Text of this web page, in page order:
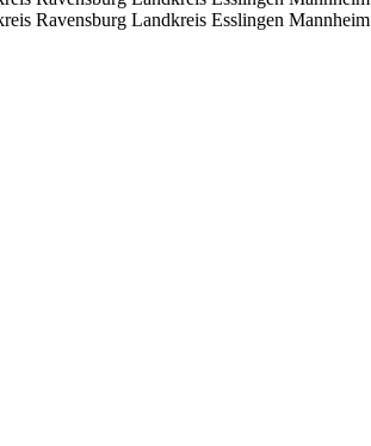
Ravensburg Landkreis Esslingen Mannheim